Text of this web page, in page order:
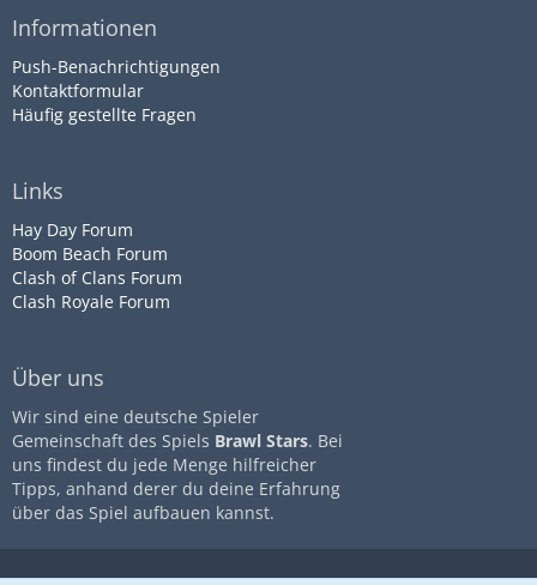
Informationen
Push-Benachrichtigungen
Kontaktformular
Häufig gestellte Fragen
Links
Hay Day Forum
Boom Beach Forum
Clash of Clans Forum
Clash Royale Forum
Über uns
Wir sind eine deutsche Spieler
Gemeinschaft des Spiels Brawl Stars. Bei
uns findest du jede Menge hilfreicher
Tipps, anhand derer du deine Erfahrung
über das Spiel aufbauen kannst.